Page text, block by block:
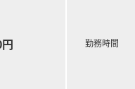
勤務時間